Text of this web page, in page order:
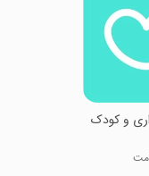
و کودک